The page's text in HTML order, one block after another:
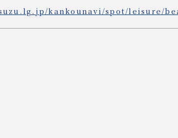
kankounavi/spot/leisure/